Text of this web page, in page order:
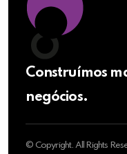
Construímos
negócios.
© Copyright. All Rights